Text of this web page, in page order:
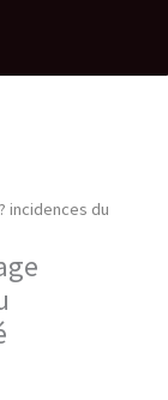
incidences du